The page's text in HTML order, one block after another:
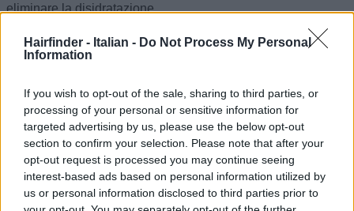
Hairfinder - Italian - Do Not Process My Personal
Information
If you wish to opt-out of the sale, sharing to third parties, or
processing of your personal or sensitive information for
targeted advertising by us, please use the below opt-out
section to confirm your selection. Please note that after your
opt-out request is processed you may continue seeing
interest-based ads based on personal information utilized by
us or personal information disclosed to third parties prior to
eliminare la disidratazione.
Non dimentichiamoci infatti che tutti i balsami sono pensati
per produrre effetti sia sui capelli che sullo scalpo. Esistono
l'eccesso di untuosità dallo scalpo e bilanciare il livello di
grasso naturale della capigliatura. Se, dunque, il problema è
l'untuosità dei capelli e dello scalpo, un buon astringente e
un leggero balsamo spray rappresentano la combinazione
perfetta per risolvere il problema.
©Hairfinder.com